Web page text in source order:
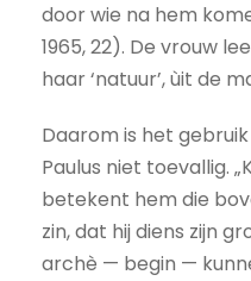
door wie na hem
1965, 22). De vrouw
haar ‘natuur’, ùit de
Daarom is het
Paulus niet toevallig.
betekent hem die
zin, dat hij diens zijn
archè — begin —